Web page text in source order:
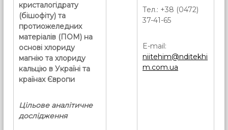
кристалогідрату
(бішофіту) та
протиожеледних
матеріалів (ПОМ) на
основі хлориду
магнію та хлориду
кальцію в Україні та
країнах Європи
Цільове аналітичне
дослідження
Тел.: +38 (0472)
37-41-65
E-mail:
niitehim@nditekhi
m.com.ua